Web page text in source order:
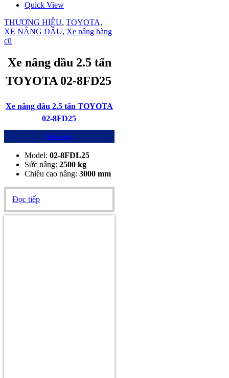
Quick View
THƯƠNG HIỆU, TOYOTA,
XE NÂNG DẦU, Xe nâng hàng
cũ
Xe nâng dầu 2.5 tấn
TOYOTA 02-8FD25
Xe nâng dầu 2.5 tấn TOYOTA
02-8FD25
Mua ngay
Model: 02-8FDL25
Sức nâng: 2500 kg
Chiều cao nâng: 3000 mm
Đọc tiếp